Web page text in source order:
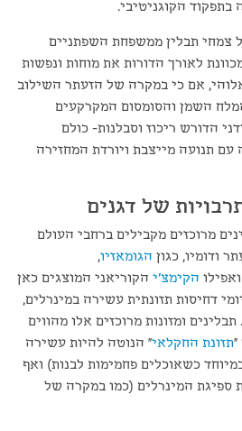
בתפקוד הקוגניטיבי.
צמחי תבלין ממשפחת השפתניים
לאורך הדורות את מוחות ונפשות
אם כי במקרה של הזעתר השילוב
השמן והסומסום המקרקעים
הדורש ריכוז וסבלנות- כולם
עם תנועה מייצבת ויורדת המחזירה
של דגנים
מרוכזים מקבילים ברחבי העולם
ודומיו, כגון הגומאזיו,
ואפילו הקימצ'י הקוריאני המוצגים כאן
דחיסות תזונתית עשירה במינרלים,
תבלינים ומזונות מרוכזים אלו מהווים
"תזונת החקלאי" הנוטה להיות עשירה
כשאוכלים פחמימות לבנות) ואף
ספיגת המינרלים (כמו במקרה של